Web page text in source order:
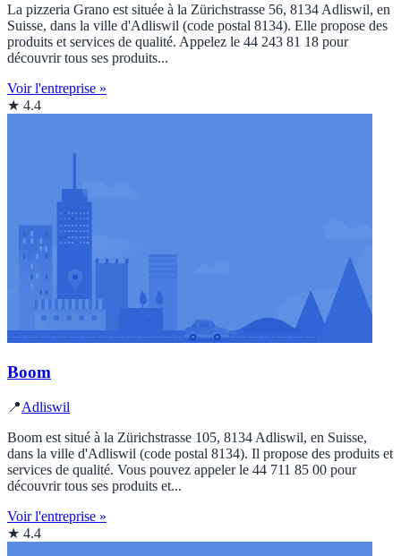
La pizzeria Grano est située à la Zürichstrasse 56, 8134 Adliswil, en
Suisse, dans la ville d'Adliswil (code postal 8134). Elle propose des
produits et services de qualité. Appelez le 44 243 81 18 pour
découvrir tous ses produits...
Voir l'entreprise »
★ 4.4
Boom
📍Adliswil
Boom est situé à la Zürichstrasse 105, 8134 Adliswil, en Suisse,
dans la ville d'Adliswil (code postal 8134). Il propose des produits et
services de qualité. Vous pouvez appeler le 44 711 85 00 pour
découvrir tous ses produits et...
Voir l'entreprise »
★ 4.4